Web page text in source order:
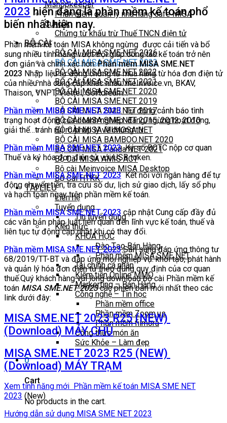
Mshopkeeper
Phần mềm quản lý nhà hàng cafe MISA
Cukcuk
Chứng từ khấu trừ Thuế TNCN điện tử
BỘ CÀI
BỘ CÀI MISA SME NET 2026
BỘ CÀI MISA SME NET 2023
BỘ CÀI MISA SME.NET 2022
BỘ CÀI MISA SME.NET 2021
BỘ CÀI MISA SME.NET 2020
BỘ CÀI MISA SME.NET 2019
BỘ CÀI MISA SME.NET 2017
BỘ CÀI MISA SME.NET 2015, 2012, 2010
BỘ CÀI MISA MIMOSA.NET
BỘ CÀI MISA BAMBOO.NET 2020
BỘ CÀI MISA Panda.NET 2021
Bộ Cài MISA AMIS ACT
Bộ cài Meinvoice MISA Desktop
Bộ Cài HTKK
TÀI LIỆU
Liên hệ
Tuyển dụng
Tin tuyển dụng
Kiến thức
KHÓA HỌC
Đào Tạo Bán Hàng
Phần mềm MISA SME NET
Tài chính cá nhân
Kiếm tiền Online MMO
Markerting – Bán Hàng
Công nghệ – Tin học
Phần mềm office
Phần mềm Zoom.us
Phần mềm filmora
Công thức món ăn
Sức Khỏe – Làm đẹp
0
Cart
No products in the cart.
2023 hiện đang là phần mềm kế toán phổ
biến nhất hiện nay.
Phần mềm kế toán MISA không ngừng được cải tiến và bổ
sung nhiều tính năng vượt trội giúp công tác kế toán trở nên
đơn giản và chính xác hơn:Phần mềm MISA SME.NET
2023 Nhập liệu tự động chứng từ mua hàng từ hóa đơn điện tử
của nhiều nhà cung cấp khác nhau: meInvoice.vn, BKAV,
Thaison, VNPT, Viettel, Softdream…
Phần mềm MISA SME.NET 2023Tự động cảnh báo tình
trạng hoạt động của doanh nghiệp: đang/ngừng hoạt động,
giải thể…tránh rủi ro pháp lý về chứng từ.
Phần mềm MISA SME.NET 2023 Ký số BCTC nộp cơ quan
Thuế và ký hóa đơn điện tử với USB token.
Phần mềm MISA SME.NET 2023Kết nối với ngân hàng để tự
động chuyển tiền, tra cứu số dư, lịch sử giao dịch, lấy sổ phụ
và hạch toán ngay trên phần mềm kế toán.
Phần mềm MISA SME.NET 2023 cập nhật Cung cấp đầy đủ
các văn bản pháp luật liên quan đến lĩnh vực kế toán, thuế và
liên tục tự động cập nhật khi có thay đổi.
Phần mềm MISA SME.NET 2023Sẵn sàng đáp ứng thông tư
68/2019/TT-BT và đáp ứng mọi nghiệp vụ: khởi tạo, phát hành
và quản lý hóa đơn điện tử theo đúng quy định của cơ quan
thuế.Quý khách hàng vui lòng download bộ cài Phần mềm kế
toán MISA SME.NET 2023 các phiên bản mới nhất theo các
link dưới đây:
MISA SME.NET 2023 R25 (NEW)
(Download) MÁY CHỦ
MISA SME.NET 2023 R25 (NEW)
(Download) MÁY TRẠM
Xem tính năng mới Phần mềm kế toán MISA SME NET
2023 (New)
Hướng dẫn sử dụng MISA SME NET 2023